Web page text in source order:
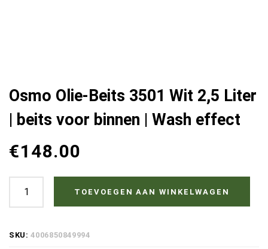
Osmo Olie-Beits 3501 Wit 2,5 Liter
| beits voor binnen | Wash effect
€148.00
Osmo
Olie-
TOEVOEGEN AAN WINKELWAGEN
SKU:4006850849994